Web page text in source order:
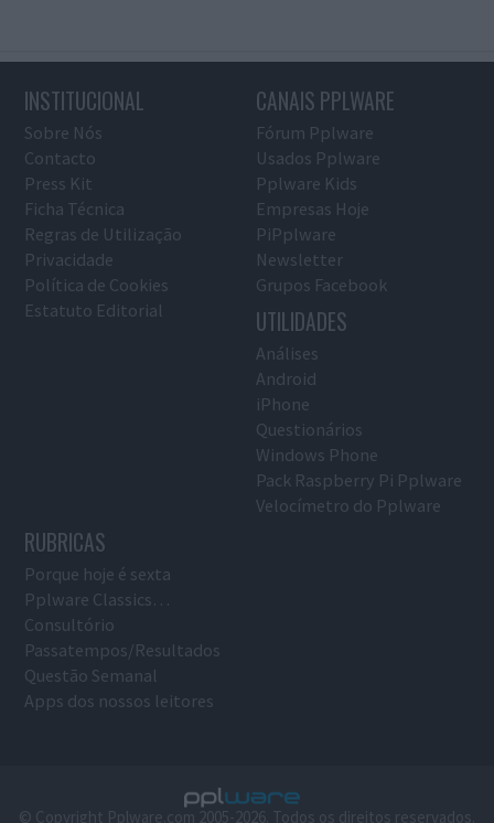
INSTITUCIONAL
Sobre Nós
Contacto
Press Kit
Ficha Técnica
Regras de Utilização
Privacidade
Política de Cookies
Estatuto Editorial
CANAIS PPLWARE
Fórum Pplware
Usados Pplware
Pplware Kids
Empresas Hoje
PiPplware
Newsletter
Grupos Facebook
UTILIDADES
Análises
Android
iPhone
Questionários
Windows Phone
Pack Raspberry Pi Pplware
Velocímetro do Pplware
RUBRICAS
Porque hoje é sexta
Pplware Classics…
Consultório
Passatempos/Resultados
Questão Semanal
Apps dos nossos leitores
© Copyright Pplware.com 2005-2026. Todos os direitos reservados.